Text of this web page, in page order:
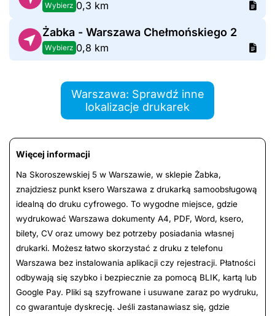
Wybierz 0,3 km
Żabka - Warszawa Chełmońskiego 2
Wybierz 0,8 km
Warszawa: Sprawdź inne
lokalizacje drukarek
Więcej informacji
Na Skoroszewskiej 5 w Warszawie, w sklepie Żabka,
znajdziesz punkt ksero Warszawa z drukarką samoobsługową
idealną do druku cyfrowego. To wygodne miejsce, gdzie
wydrukować Warszawa dokumenty A4, PDF, Word, ksero,
bilety, CV oraz umowy bez potrzeby posiadania własnej
drukarki. Możesz łatwo skorzystać z druku z telefonu
Warszawa bez instalowania aplikacji czy rejestracji. Płatności
odbywają się szybko i bezpiecznie za pomocą BLIK, kartą lub
Google Pay. Pliki są szyfrowane i usuwane zaraz po wydruku,
co gwarantuje dyskrecję. Jeśli zastanawiasz się, gdzie